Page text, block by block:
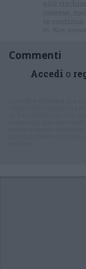
Commenti
Accedi o